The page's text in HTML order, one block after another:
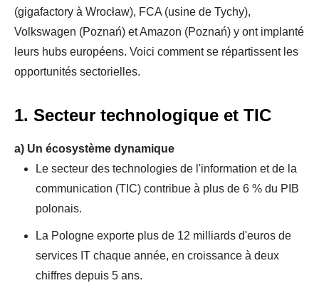
(gigafactory à Wrocław), FCA (usine de Tychy),
Volkswagen (Poznań) et Amazon (Poznań) y ont implanté
leurs hubs européens. Voici comment se répartissent les
opportunités sectorielles.
1. Secteur technologique et TIC
a) Un écosystème dynamique
Le secteur des technologies de l'information et de la
communication (TIC) contribue à plus de 6 % du PIB
polonais.
La Pologne exporte plus de 12 milliards d'euros de
services IT chaque année, en croissance à deux
chiffres depuis 5 ans.